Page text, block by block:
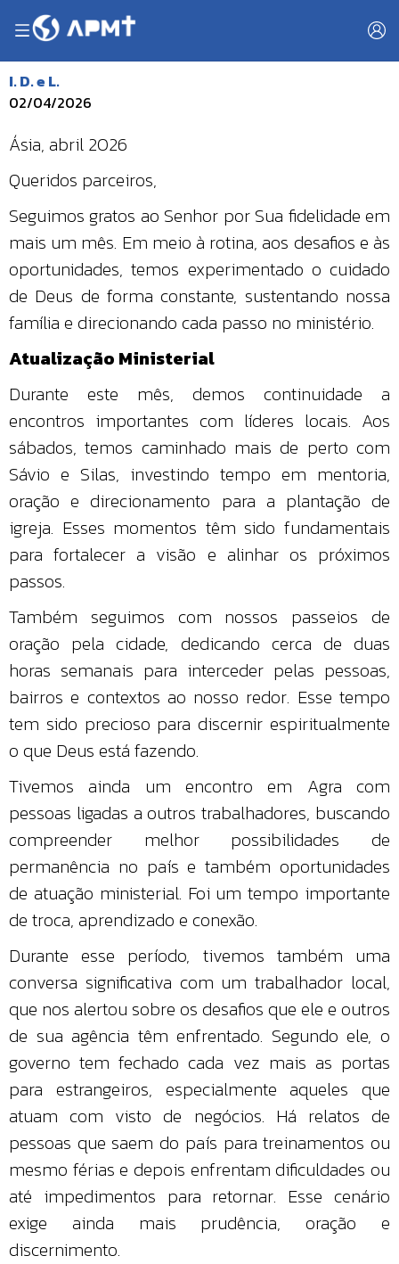
I. D. e L.
02/04/2026
Ásia, abril 2026
Queridos parceiros,
Seguimos gratos ao Senhor por Sua fidelidade em
mais um mês. Em meio à rotina, aos desafios e às
oportunidades, temos experimentado o cuidado
de Deus de forma constante, sustentando nossa
família e direcionando cada passo no ministério.
Atualização Ministerial
Durante este mês, demos continuidade a
encontros importantes com líderes locais. Aos
sábados, temos caminhado mais de perto com
Sávio e Silas, investindo tempo em mentoria,
oração e direcionamento para a plantação de
igreja. Esses momentos têm sido fundamentais
para fortalecer a visão e alinhar os próximos
passos.
Também seguimos com nossos passeios de
oração pela cidade, dedicando cerca de duas
horas semanais para interceder pelas pessoas,
bairros e contextos ao nosso redor. Esse tempo
tem sido precioso para discernir espiritualmente
o que Deus está fazendo.
Tivemos ainda um encontro em Agra com
pessoas ligadas a outros trabalhadores, buscando
compreender melhor possibilidades de
permanência no país e também oportunidades
de atuação ministerial. Foi um tempo importante
de troca, aprendizado e conexão.
Durante esse período, tivemos também uma
conversa significativa com um trabalhador local,
que nos alertou sobre os desafios que ele e outros
de sua agência têm enfrentado. Segundo ele, o
governo tem fechado cada vez mais as portas
para estrangeiros, especialmente aqueles que
atuam com visto de negócios. Há relatos de
pessoas que saem do país para treinamentos ou
mesmo férias e depois enfrentam dificuldades ou
até impedimentos para retornar. Esse cenário
exige ainda mais prudência, oração e
discernimento.